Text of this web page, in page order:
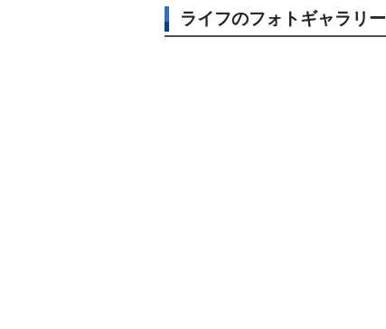
ライフのフォトギャラリー